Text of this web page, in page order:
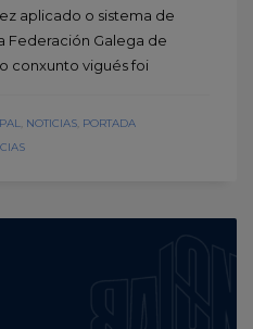
aplicado o sistema de
Federación Galega de
conxunto vigués foi
NOTICIAS PORTADA